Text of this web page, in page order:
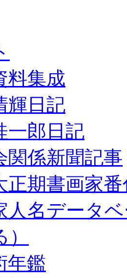
料集成
輝日記
一郎日記
関係新聞記事
正期書画家
人名データ
年鑑